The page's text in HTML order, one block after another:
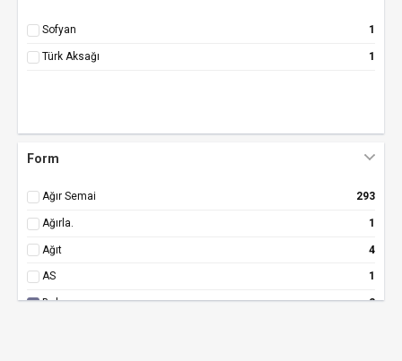
Sofyan 1
Türk Aksağı 1
Form
Ağır Semai 293
Ağırla. 1
Ağıt 4
AS 1
Bah. 2